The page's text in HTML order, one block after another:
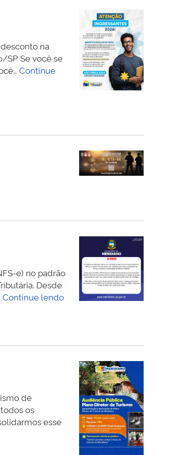
na
SP Se você se
Continue
e) no padrão
Desde
Continue lendoEmissão
de
Eletrônica
(Aviso)
de
os
esse